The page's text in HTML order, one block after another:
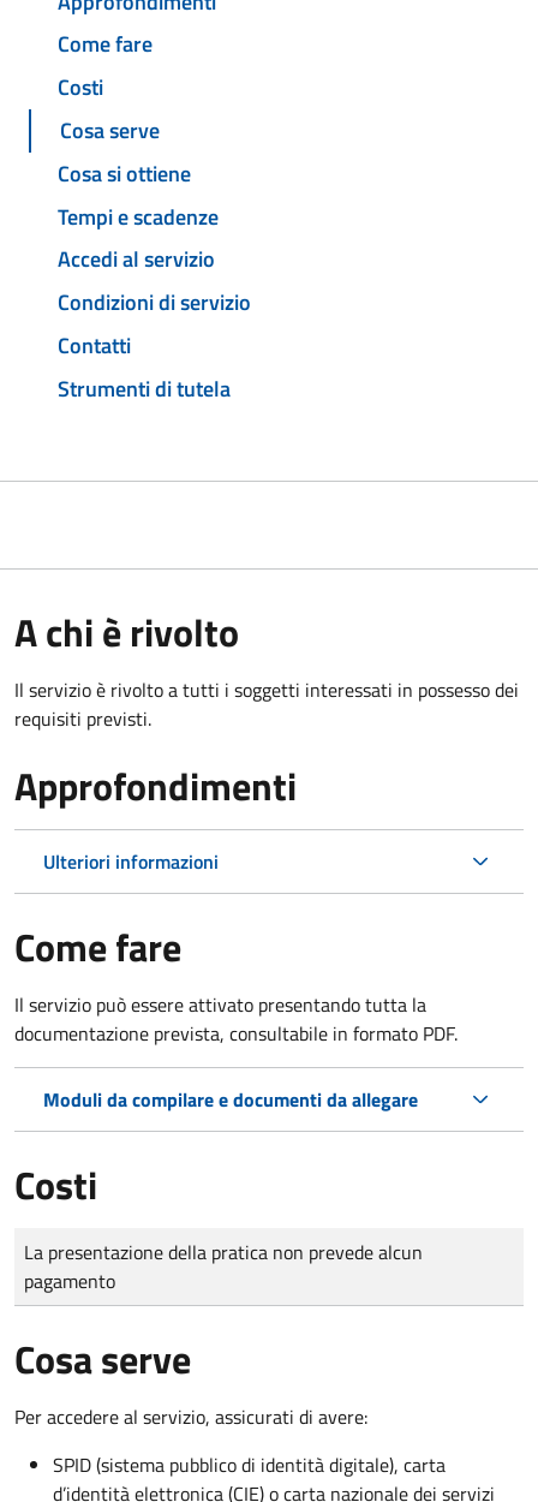
Come fare
Costi
Cosa serve
Cosa si ottiene
Tempi e scadenze
Accedi al servizio
Condizioni di servizio
Contatti
Strumenti di tutela
A chi è rivolto
Il servizio è rivolto a tutti i soggetti interessati in possesso dei
requisiti previsti.
Approfondimenti
Ulteriori informazioni
Come fare
Il servizio può essere attivato presentando tutta la
documentazione prevista, consultabile in formato PDF.
Moduli da compilare e documenti da allegare
Costi
Tipo di pagamento
Importo
La presentazione della pratica non prevede alcun
pagamento
Cosa serve
Per accedere al servizio, assicurati di avere:
SPID (sistema pubblico di identità digitale), carta
d’identità elettronica (CIE) o carta nazionale dei servizi